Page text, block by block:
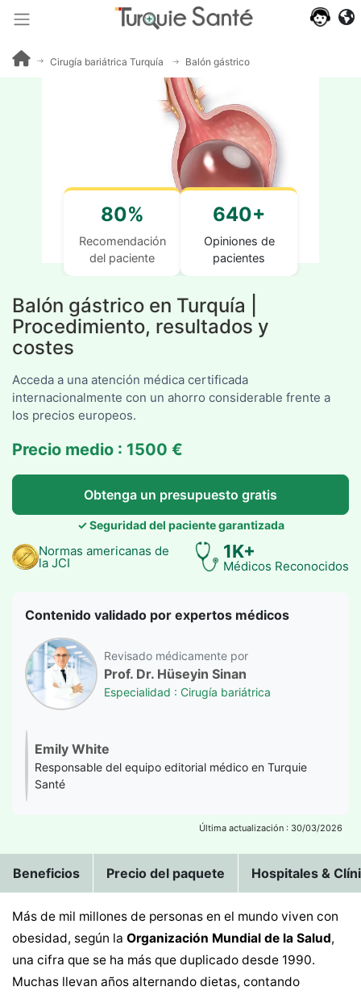
Cirugía bariátrica Turquía Balón gástrico
Balón gástrico en Turquía |
Procedimiento, resultados y
costes
Acceda a una atención médica certificada
internacionalmente con un ahorro considerable frente a
los precios europeos.
Precio medio : 1500 €
Obtenga un presupuesto gratis
✓ Seguridad del paciente garantizada
Normas americanas de
la JCI
1K+
Médicos Reconocidos
Contenido validado por expertos médicos
Revisado médicamente por
Prof. Dr. Hüseyin Sinan
Especialidad : Cirugía bariátrica
Emily White
Responsable del equipo editorial médico en Turquie
Santé
80%
Recomendación
del paciente
640+
Opiniones de
pacientes
Última actualización : 30/03/2026
Beneficios Precio del paquete Hospitales &
Más de mil millones de personas en el mundo viven con
obesidad, según la Organización Mundial de la Salud,
una cifra que se ha más que duplicado desde 1990.
Muchas llevan años alternando dietas, contando